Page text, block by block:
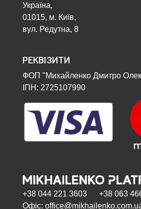
Україна,
01015, м. Київ,
вул. Редутна, 8
РЕКВІЗИТИ
ФОП "Михайленко Дмитро
ІПН: 2725107990
+38 044 221 3603 +38 063
Офіс: